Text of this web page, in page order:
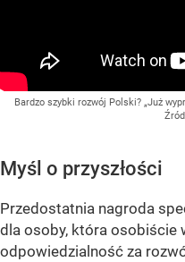
Bardzo szybki rozwój Polski? „Już
Myśl o przyszłości
Przedostatnia nagroda
dla osoby, która osobiście
odpowiedzialność za